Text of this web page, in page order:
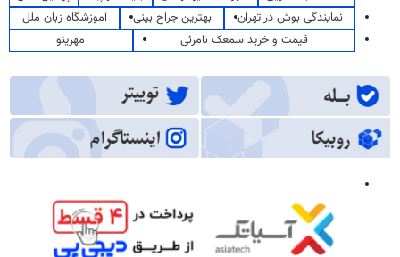
نمایندگی بوش در تهران
بهترین جراح بینی
آموزشگاه زبان ملل
قیمت و خرید سمعک نامرئی
مهرینو